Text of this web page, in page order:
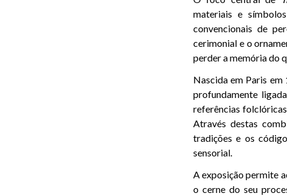
materiais e
convencionais de
cerimonial e o
perder a memória do
Nascida em Paris
profundamente
referências
Através destas
tradições e os
sensorial.
A exposição permite
o cerne do seu